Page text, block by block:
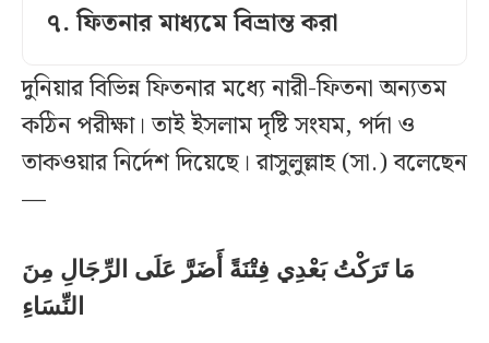
৭. ফিতনার মাধ্যমে বিভ্রান্ত করা
দুনিয়ার বিভিন্ন ফিতনার মধ্যে নারী-ফিতনা অন্যতম
কঠিন পরীক্ষা। তাই ইসলাম দৃষ্টি সংযম, পর্দা ও
তাকওয়ার নির্দেশ দিয়েছে। রাসুলুল্লাহ (সা.) বলেছেন
—
مَا تَرَكْتُ بَعْدِي فِتْنَةً أَضَرَّ عَلَى الرِّجَالِ مِنَ
النِّسَاءِ